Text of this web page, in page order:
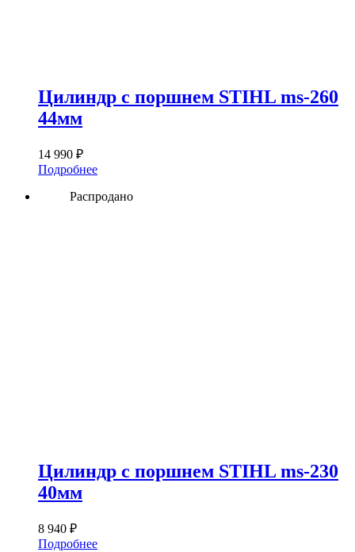
Цилиндр с поршнем STIHL ms-260
44мм
14 990 ₽
Подробнее
Распродано
Цилиндр с поршнем STIHL ms-230
40мм
8 940 ₽
Подробнее